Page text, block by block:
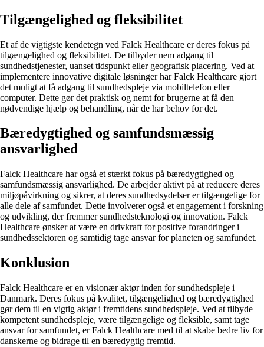
Tilgængelighed og fleksibilitet
Et af de vigtigste kendetegn ved Falck Healthcare er deres fokus på
tilgængelighed og fleksibilitet. De tilbyder nem adgang til
sundhedstjenester, uanset tidspunkt eller geografisk placering. Ved at
implementere innovative digitale løsninger har Falck Healthcare gjort
det muligt at få adgang til sundhedspleje via mobiltelefon eller
computer. Dette gør det praktisk og nemt for brugerne at få den
nødvendige hjælp og behandling, når de har behov for det.
Bæredygtighed og samfundsmæssig
ansvarlighed
Falck Healthcare har også et stærkt fokus på bæredygtighed og
samfundsmæssig ansvarlighed. De arbejder aktivt på at reducere deres
miljøpåvirkning og sikrer, at deres sundhedsydelser er tilgængelige for
alle dele af samfundet. Dette involverer også et engagement i forskning
og udvikling, der fremmer sundhedsteknologi og innovation. Falck
Healthcare ønsker at være en drivkraft for positive forandringer i
sundhedssektoren og samtidig tage ansvar for planeten og samfundet.
Konklusion
Falck Healthcare er en visionær aktør inden for sundhedspleje i
Danmark. Deres fokus på kvalitet, tilgængelighed og bæredygtighed
gør dem til en vigtig aktør i fremtidens sundhedspleje. Ved at tilbyde
kompetent sundhedspleje, være tilgængelige og fleksible, samt tage
ansvar for samfundet, er Falck Healthcare med til at skabe bedre liv for
danskerne og bidrage til en bæredygtig fremtid.